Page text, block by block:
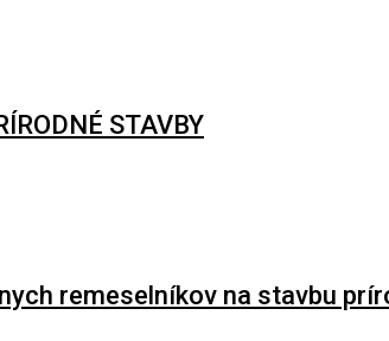
STAVBY
remeselníkov na stavbu